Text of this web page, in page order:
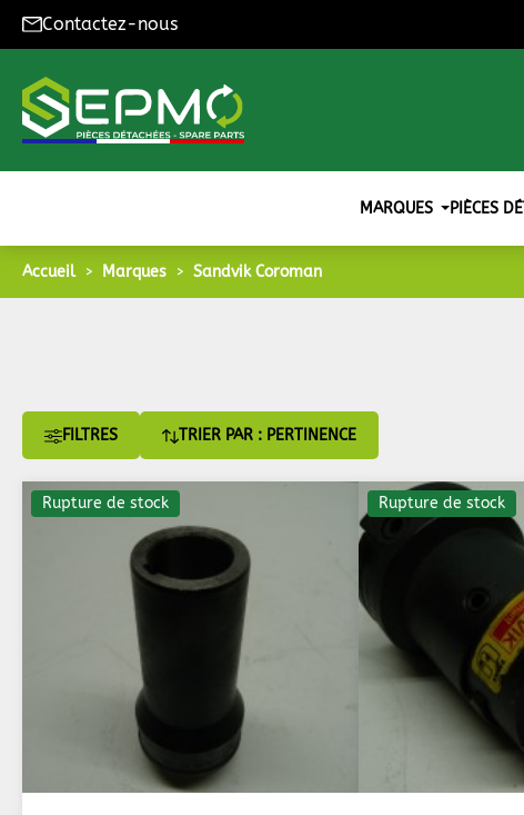
Contactez-nous
MARQUES PIÈCES
Accueil Marques Sandvik Coroman
FILTRES TRIER PAR : PERTINENCE
Rupture de stock Rupture de stock